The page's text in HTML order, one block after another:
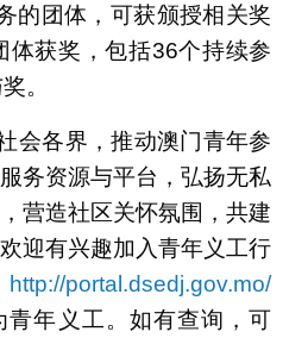
的团体，可获颁授相关奖
体获奖，包括36个持续参
。
会各界，推动澳门青年参
务资源与平台，弘扬无私
营造社区关怀氛围，共建
迎有兴趣加入青年义工行
http://portal.dsedj.gov.mo/
青年义工。如有查询，可